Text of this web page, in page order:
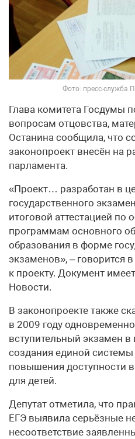
Фото: пресс-служба
Глава комитета Госдумы
вопросам отцовства,
Останина сообщила, что
законопроект внесён на
парламента.
«Проект… разработан в
государственного
итоговой аттестацией по
программам основного
образования в форме
экзаменов», – говорится
к проекту. Документ
Новости.
В законопроекте также
в 2009 году
вступительный экзамен в
создания единой
повышения доступности
для детей.
Депутат отметила, что
ЕГЭ выявила серьёзные
несоответствие